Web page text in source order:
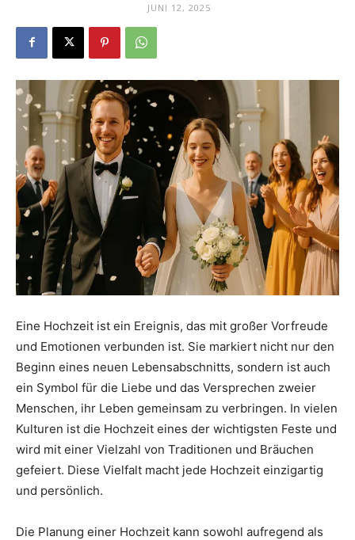
Portal
rund
das
Thema
JUNI 12, 2025
Eine Hochzeit ist ein Ereignis, das mit großer Vorfreude
und Emotionen verbunden ist. Sie markiert nicht nur den
Beginn eines neuen Lebensabschnitts, sondern ist auch
ein Symbol für die Liebe und das Versprechen zweier
Menschen, ihr Leben gemeinsam zu verbringen. In vielen
Kulturen ist die Hochzeit eines der wichtigsten Feste und
wird mit einer Vielzahl von Traditionen und Bräuchen
gefeiert. Diese Vielfalt macht jede Hochzeit einzigartig
und persönlich.
Die Planung einer Hochzeit kann sowohl aufregend als